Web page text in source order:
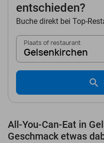
entschieden?
Buche direkt bei Top-
Plaats of restaurant
Gelsenkirchen
All-You-Can-Eat in
Geschmack etwas